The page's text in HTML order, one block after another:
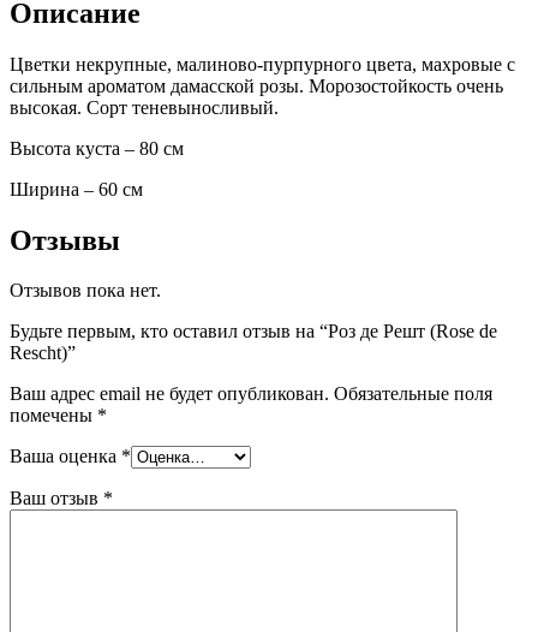
Описание
Цветки некрупные, малиново-пурпурного цвета, махровые с
сильным ароматом дамасской розы. Морозостойкость очень
высокая. Сорт теневыносливый.
Высота куста – 80 см
Ширина – 60 см
Отзывы
Отзывов пока нет.
Будьте первым, кто оставил отзыв на “Роз де Решт (Rose de
Rescht)”
Ваш адрес email не будет опубликован. Обязательные поля
помечены *
Ваша оценка *
Ваш отзыв *